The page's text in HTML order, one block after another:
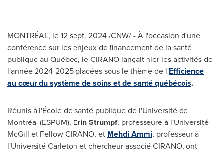
MONTRÉAL, le12 sept. 2024/CNW/ - À l'occasion d'une
conférence sur les enjeux de financement de la santé
publique au Québec, le CIRANO lançait hier les activités de
l'année 2024-2025 placées sous le thème de l'Efficience
au cœur du système de soins et de santé québécois.
Réunis à l'École de santé publique de l'Université de
Montréal (ESPUM), Erin Strumpf, professeure à l'Université
McGill et Fellow CIRANO, et Mehdi Ammi, professeur à
l'UniversitéCarleton et chercheur associé CIRANO, ont